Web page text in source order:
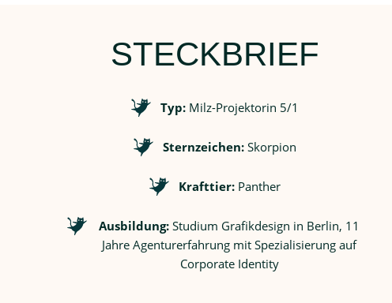
STECKBRIEF
Typ:Milz-Projektorin 5/1
Sternzeichen:Skorpion
Krafttier:Panther
Ausbildung: Studium Grafikdesign in Berlin, 11
Jahre Agenturerfahrung mit Spezialisierung auf
Corporate Identity